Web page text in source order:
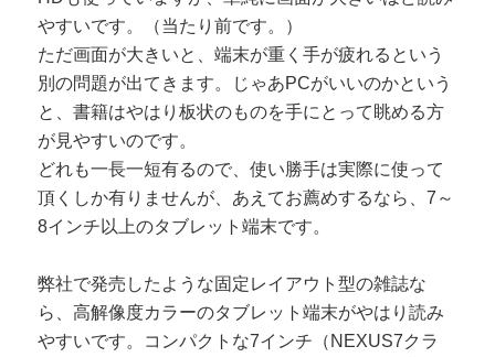
やすいです。（当たり前です。）
ただ画面が大きいと、端末が重く手が疲れるという
別の問題が出てきます。じゃあPCがいいのかという
と、書籍はやはり板状のものを手にとって眺める方
が見やすいのです。
どれも一長一短有るので、使い勝手は実際に使って
頂くしか有りませんが、あえてお薦めするなら、7～
8インチ以上のタブレット端末です。
弊社で発売したような固定レイアウト型の雑誌な
ら、高解像度カラーのタブレット端末がやはり読み
やすいです。コンパクトな7インチ（NEXUS7クラ